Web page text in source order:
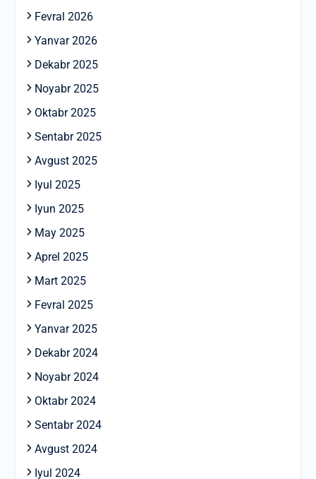
Fevral 2026
Yanvar 2026
Dekabr 2025
Noyabr 2025
Oktabr 2025
Sentabr 2025
Avgust 2025
Iyul 2025
Iyun 2025
May 2025
Aprel 2025
Mart 2025
Fevral 2025
Yanvar 2025
Dekabr 2024
Noyabr 2024
Oktabr 2024
Sentabr 2024
Avgust 2024
Iyul 2024